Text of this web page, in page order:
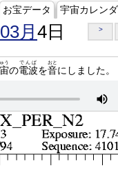
お宝データ 宇宙カレン
月 4日 >
う
の電波
でんぱ
を音
おと
にしました。